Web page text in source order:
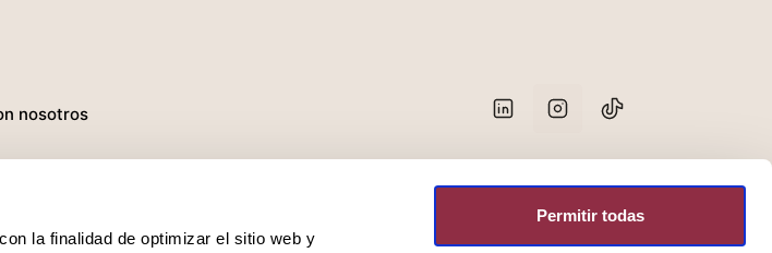
la finalidad de optimizar el sitio web y
Permitir todas
nosotros